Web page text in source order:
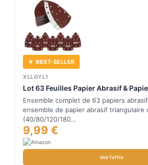
★ BEST-SELLER
XLLGYL1
Lot 63 Feuilles Papier Abrasif &
Ensemble complet de 63 papiers
ensemble de papier abrasif triangulaire
(40/80/120/180…
9,99 €
Voir l'offre